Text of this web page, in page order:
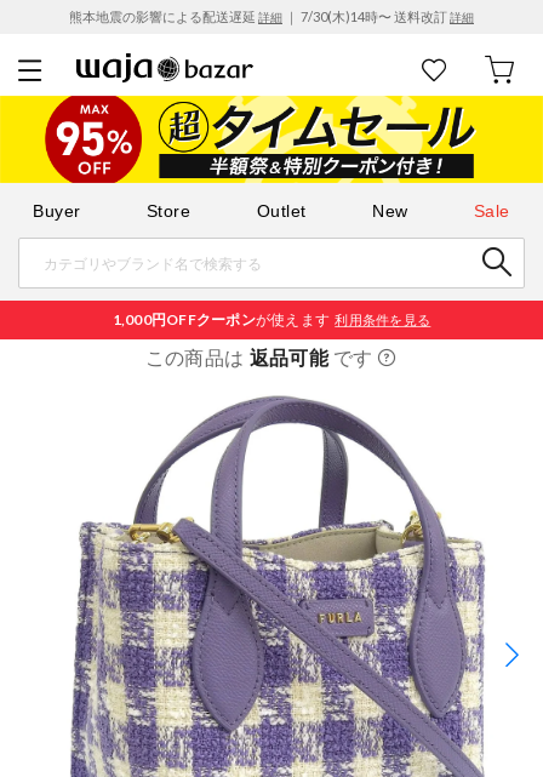
熊本地震の影響による配送遅延 詳細 ｜ 7/30(木)14時〜 送料改訂詳細
Buyer Store Outlet New Sale
1,000円OFFクーポンが使えます 利用条件を見る
この商品は 返品可能です